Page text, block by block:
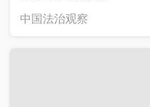
中国法治观察